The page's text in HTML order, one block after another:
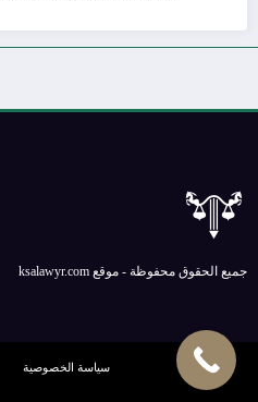
جميع الحقوق محفوظة - موقع ksalawyr.com
سياسة الخصوصية